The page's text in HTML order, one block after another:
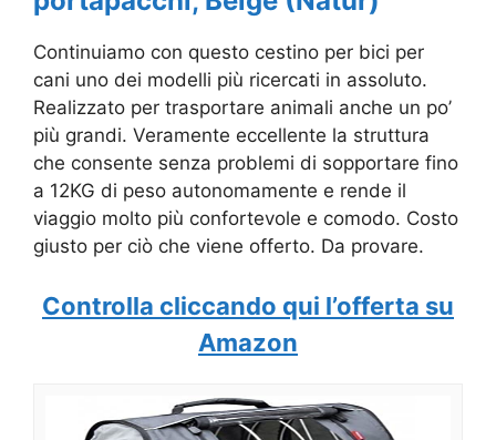
Continuiamo con questo cestino per bici per
cani uno dei modelli più ricercati in assoluto.
Realizzato per trasportare animali anche un po’
più grandi. Veramente eccellente la struttura
che consente senza problemi di sopportare fino
a 12KG di peso autonomamente e rende il
viaggio molto più confortevole e comodo. Costo
giusto per ciò che viene offerto. Da provare.
Controlla cliccando qui l’offerta su
Amazon